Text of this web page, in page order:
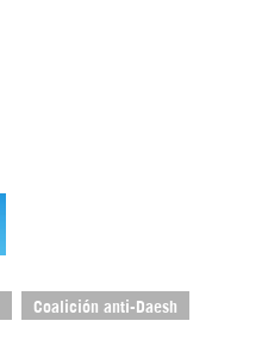
Coalición anti-Daesh